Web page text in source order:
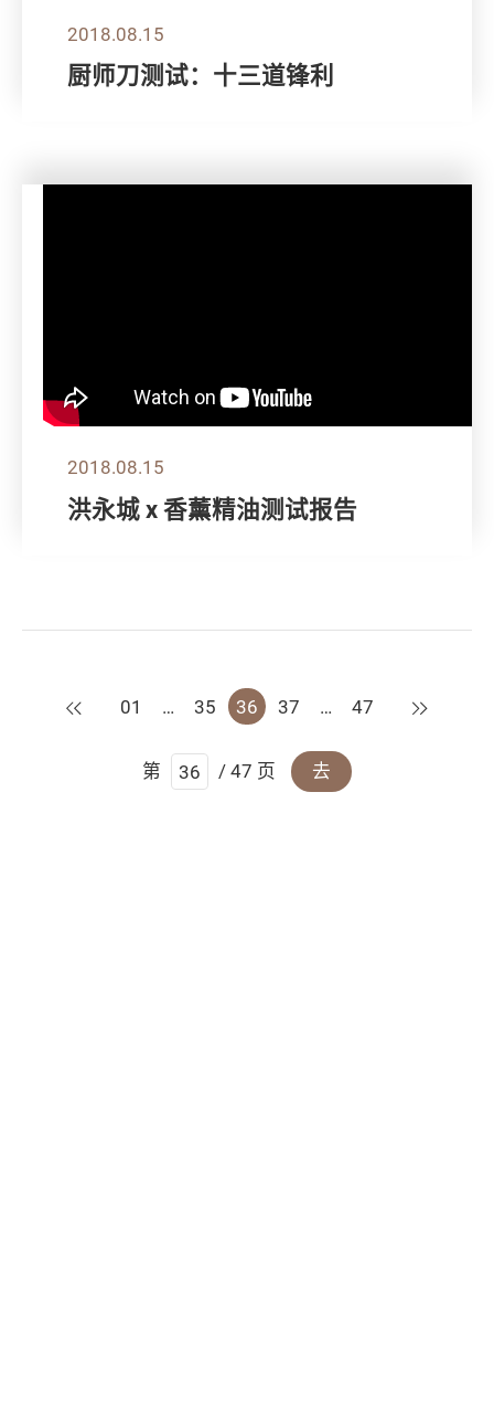
2018.08.15
厨师刀测试：十三道锋利
2018.08.15
洪永城 x 香薰精油测试报告
上一页
01 … 35 36 37 … 47 下一页
第 / 47 页 去